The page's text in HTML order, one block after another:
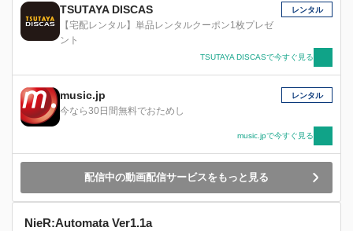
TSUTAYA DISCAS
【宅配レンタル】単品レンタルクーポン1枚プレゼ
ント
レンタル
TSUTAYA DISCASで今すぐ見る
music.jp
今なら30日間無料でおためし
レンタル
music.jpで今すぐ見る
配信中の動画配信サービスをもっと見る
NieR:Automata Ver1.1a